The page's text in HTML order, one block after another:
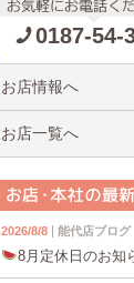
0187-54-
お店情報へ
お店一覧へ
2026/8/8 能代店ブログ
8月定休日のお知